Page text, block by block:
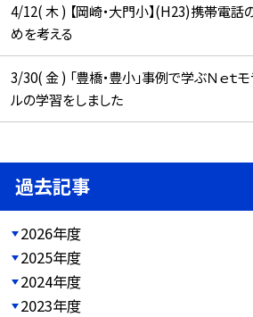
4/12( 木 ) 【岡崎・大門小】(H23)携帯電
めを考える
3/30( 金 ) 「豊橋・豊小」事例で学ぶＮｅｔ
ルの学習をしました
過去記事
2026年度
2025年度
2024年度
2023年度